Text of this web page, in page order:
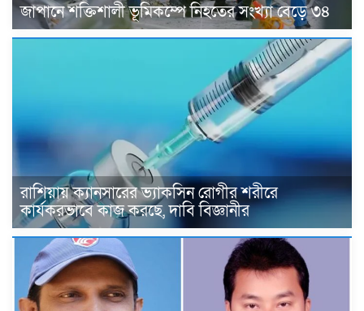
জাপানে শক্তিশালী ভূমিকম্পে নিহতের সংখ্যা বেড়ে ৩৪
রাশিয়ায় ক্যানসারের ভ্যাকসিন রোগীর শরীরে
কার্যকরভাবে কাজ করছে, দাবি বিজ্ঞানীর